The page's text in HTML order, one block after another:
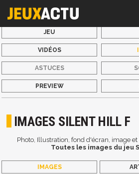
JEU
VIDÉOS
ASTUCES
PREVIEW
IMAGES SILENT HILL F
Photo, Illustration, fond d'écran, image
Toutes les images du jeu
IMAGES